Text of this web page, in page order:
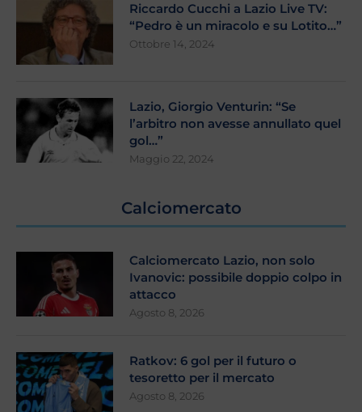
Riccardo Cucchi a Lazio Live TV:
“Pedro è un miracolo e su Lotito…”
Ottobre 14, 2024
Lazio, Giorgio Venturin: “Se
l’arbitro non avesse annullato quel
gol…”
Maggio 22, 2024
Calciomercato
Calciomercato Lazio, non solo
Ivanovic: possibile doppio colpo in
attacco
Agosto 8, 2026
Ratkov: 6 gol per il futuro o
tesoretto per il mercato
Agosto 8, 2026